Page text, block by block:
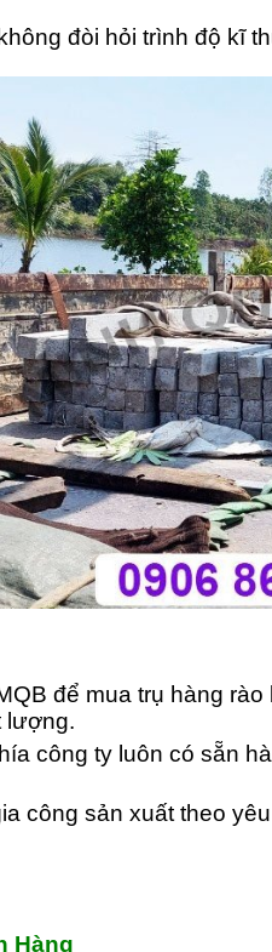
đòi hỏi trình độ kĩ
để mua trụ hàng
lượng.
công ty luôn có sẵn
công sản xuất theo
Hàng